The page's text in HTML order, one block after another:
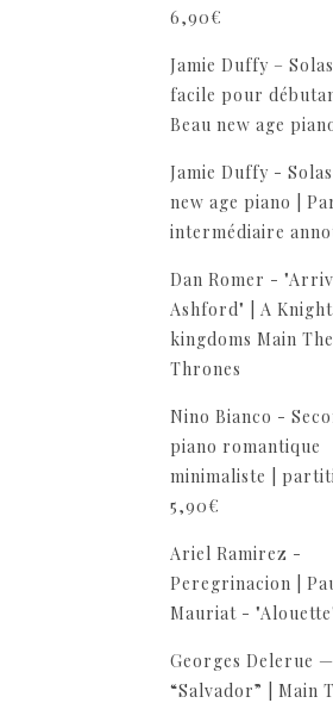
6,90€
Jamie Duffy –
facile pour
Beau new age
Jamie Duffy -
new age piano |
intermédiaire
Dan Romer -
Ashford" | A
kingdoms Main
Thrones
Nino Bianco -
piano romantique
minimaliste |
5,90€
Ariel Ramirez -
Peregrinacion |
Mauriat -
Georges Delerue —
“Salvador” | Main